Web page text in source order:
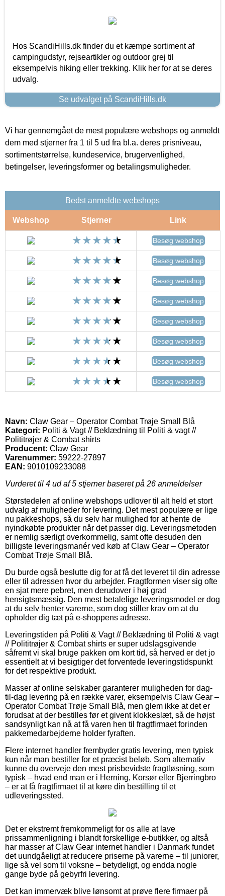
Hos ScandiHills.dk finder du et kæmpe sortiment af
campingudstyr, rejseartikler og outdoor grej til
eksempelvis hiking eller trekking. Klik her for at se deres
udvalg.
Se udvalget på ScandiHills.dk
Vi har gennemgået de mest populære webshops og anmeldt
dem med stjerner fra 1 til 5 ud fra bl.a. deres prisniveau,
sortimentstørrelse, kundeservice, brugervenlighed,
betingelser, leveringsformer og betalingsmuligheder.
Bedst anmeldte webshops
Webshop Stjerner Link
Besøg webshop
Besøg webshop
Besøg webshop
Besøg webshop
Besøg webshop
Besøg webshop
Besøg webshop
Besøg webshop
Navn: Claw Gear – Operator Combat Trøje Small Blå
Kategori: Politi & Vagt // Beklædning til Politi & vagt //
Polititrøjer & Combat shirts
Producent: Claw Gear
Varenummer: 59222-27897
EAN: 9010109233088
Vurderet til 4 ud af 5 stjerner baseret på 26 anmeldelser
Størstedelen af online webshops udlover til alt held et stort
udvalg af muligheder for levering. Det mest populære er lige
nu pakkeshops, så du selv har mulighed for at hente de
nyindkøbte produkter når det passer dig. Leveringsmetoden
er nemlig særligt overkommelig, samt ofte desuden den
billigste leveringsmanér ved køb af Claw Gear – Operator
Combat Trøje Small Blå.
Du burde også beslutte dig for at få det leveret til din adresse
eller til adressen hvor du arbejder. Fragtformen viser sig ofte
en sjat mere pebret, men derudover i høj grad
hensigtsmæssig. Den mest betalelige leveringsmodel er dog
at du selv henter varerne, som dog stiller krav om at du
opholder dig tæt på e-shoppens adresse.
Leveringstiden på Politi & Vagt // Beklædning til Politi & vagt
// Polititrøjer & Combat shirts er super udslagsgivende
såfremt vi skal bruge pakken om kort tid, så herved er det jo
essentielt at vi besigtiger det forventede leveringstidspunkt
for det respektive produkt.
Masser af online selskaber garanterer muligheden for dag-
til-dag levering på en række varer, eksempelvis Claw Gear –
Operator Combat Trøje Small Blå, men glem ikke at det er
forudsat at der bestilles før et givent klokkeslæt, så de højst
sandsynligt kan nå at få varen hen til fragtfirmaet forinden
pakkemedarbejderne holder fyraften.
Flere internet handler frembyder gratis levering, men typisk
kun når man bestiller for et præcist beløb. Som alternativ
kunne du overveje den mest prisbevidste fragtløsning, som
typisk – hvad end man er i Herning, Korsør eller Bjerringbro
– er at få fragtfirmaet til at køre din bestilling til et
udleveringssted.
Det er ekstremt fremkommeligt for os alle at lave
prissammenligning i blandt forskellige e-butikker, og altså
har masser af Claw Gear internet handler i Danmark fundet
det uundgåeligt at reducere priserne på varerne – til juniorer,
lige så vel som til voksne – betydeligt, og endda nogle
gange byde på gebyrfri levering.
Det kan immervæk blive lønsomt at prøve flere firmaer på